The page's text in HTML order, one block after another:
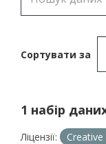
Сортувати за
1 набір
Ліцензії: